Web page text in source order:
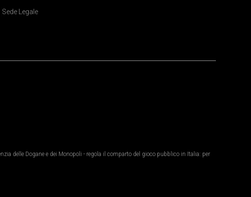
Sede Legale
delle Dogane e dei Monopoli - regola il comparto del gioco pubblico in Italia: per